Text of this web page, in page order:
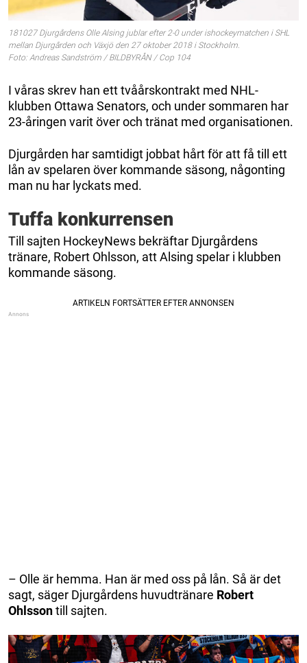
181027 Djurgårdens Olle Alsing jublar efter 2-0 under ishockeymatchen i SHL
mellan Djurgården och Växjö den 27 oktober 2018 i Stockholm.
Foto: Andreas Sandström / BILDBYRÅN / Cop 104
I våras skrev han ett tvåårskontrakt med NHL-
klubben Ottawa Senators, och under sommaren har
23-åringen varit över och tränat med organisationen.
Djurgården har samtidigt jobbat hårt för att få till ett
lån av spelaren över kommande säsong, någonting
man nu har lyckats med.
Tuffa konkurrensen
Till sajten HockeyNews bekräftar Djurgårdens
tränare, Robert Ohlsson, att Alsing spelar i klubben
kommande säsong.
– Olle är hemma. Han är med oss på lån. Så är det
sagt, säger Djurgårdens huvudtränare Robert
Ohlssontill sajten.